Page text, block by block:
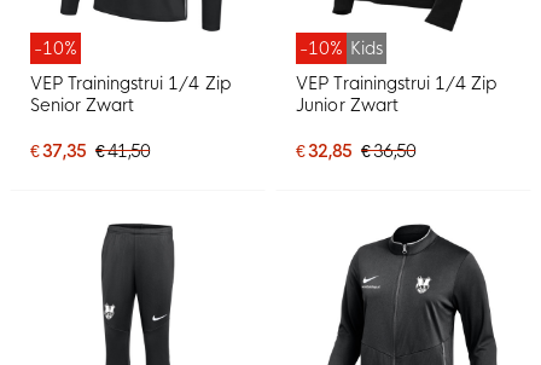
-10%
VEP Trainingstrui 1/4 Zip
Senior Zwart
€ 37,35 € 41,50
-10% Kids
VEP Trainingstrui 1/4 Zip
Junior Zwart
€ 32,85 € 36,50